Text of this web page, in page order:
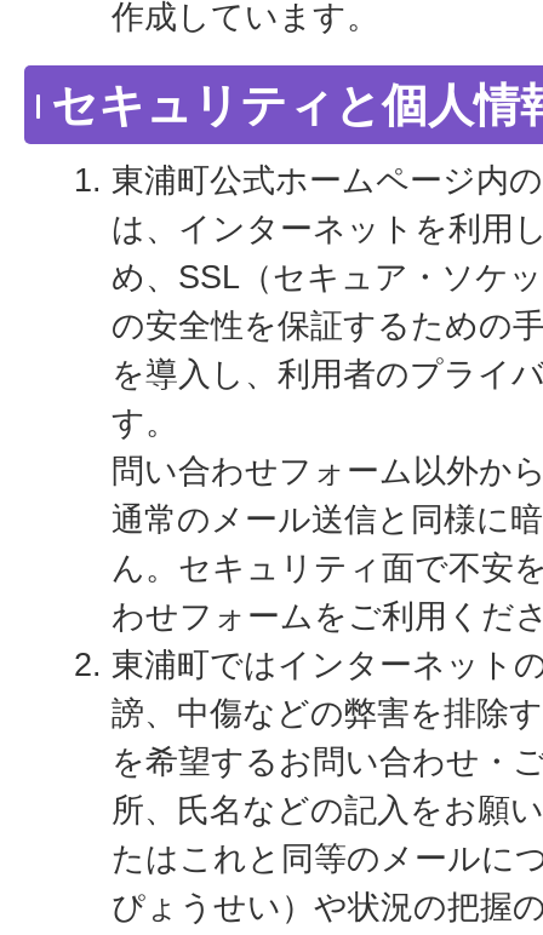
作成しています。
セキュリティと個人情
東浦町公式ホームページ内
は、インターネットを利用
め、SSL（セキュア・ソケ
の安全性を保証するための
を導入し、利用者のプライ
す。
問い合わせフォーム以外か
通常のメール送信と同様に
ん。セキュリティ面で不安
わせフォームをご利用くだ
東浦町ではインターネット
謗、中傷などの弊害を排除
を希望するお問い合わせ・
所、氏名などの記入をお願
たはこれと同等のメールに
ぴょうせい）や状況の把握